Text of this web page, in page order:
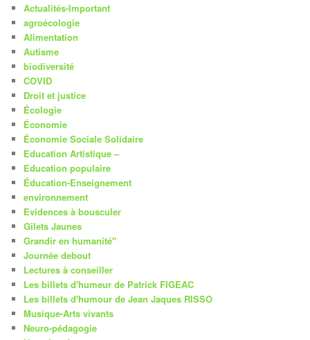
Actualités-Important
agroécologie
Alimentation
Autisme
biodiversité
COVID
Droit et justice
Écologie
Économie
Économie Sociale Solidaire
Education Artistique –
Education populaire
Éducation-Enseignement
environnement
Evidences à bousculer
Gilets Jaunes
Grandir en humanité"
Journée debout
Lectures à conseiller
Les billets d'humeur de Patrick FIGEAC
Les billets d'humour de Jean Jaques RISSO
Musique-Arts vivants
Neuro-pédagogie